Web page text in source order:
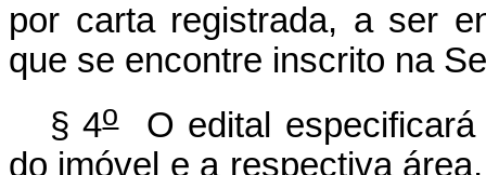
por carta registrada, a ser
que se encontre inscrito na
§ 4oO edital especificará
do imóvel e a respectiva